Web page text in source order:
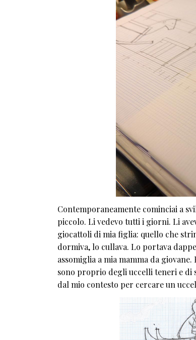
Contemporaneamente cominciai a
piccolo. Li vedevo tutti i giorni. Li
giocattoli di mia figlia: quello che
dormiva, lo cullava. Lo portava
assomiglia a mia mamma da
sono proprio degli uccelli teneri e di
dal mio contesto per cercare un